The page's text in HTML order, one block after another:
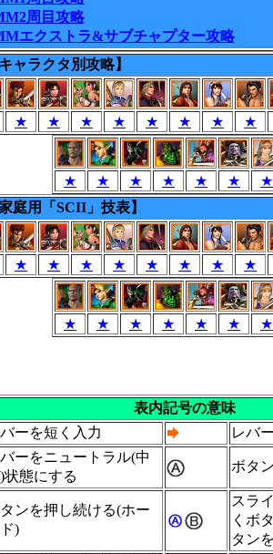
周目攻略
エクストラ&サブチャプター攻略
ャラクタ別攻略】
★ ★ ★ ★ ★ ★ ★ ★
★ ★ ★ ★ ★ ★
★
庭用「SCII」技表】
★ ★ ★ ★ ★ ★ ★ ★
★ ★ ★ ★ ★ ★ ★
表内記号の意味
ーを短く入力
レバ
ーをニュートラル(中
状態にする
ボタ
ンを押し続ける(ホー
)
スラ
くボ
タン